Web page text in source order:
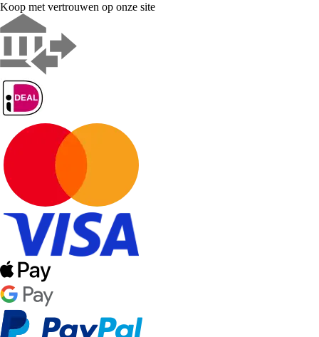
Koop met vertrouwen op onze site